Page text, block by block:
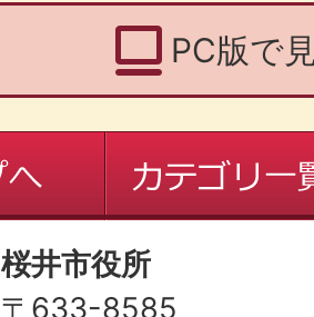
PC版で
桜井市役所
〒633-8585